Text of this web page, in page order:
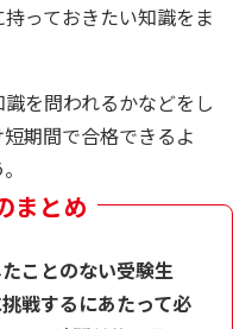
っておきたい知識をま
を問われるかなどをし
期間で合格できるよ
ことのない受験生
戦するにあたって必
まとめ